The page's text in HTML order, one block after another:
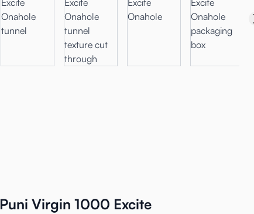
Puni Virgin 1000 Excite